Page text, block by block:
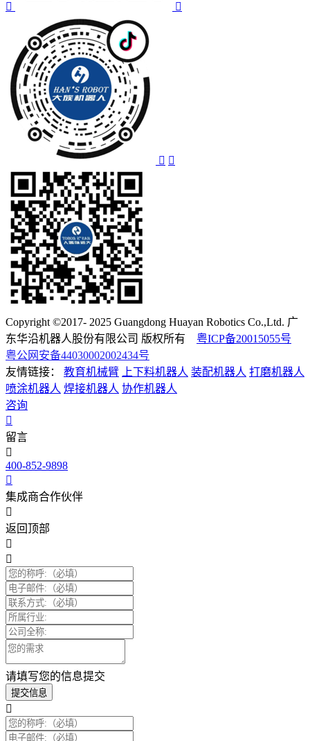
Copyright ©2017- 2025 Guangdong Huayan Robotics Co.,Ltd. 广
东华沿机器人股份有限公司 版权所有 粤ICP备20015055号
粤公网安备44030002002434号
友情链接：
教育机械臂 上下料机器人 装配机器人 打磨机器人
喷涂机器人 焊接机器人 协作机器人
咨询
留言
400-852-9898
集成商合作伙伴
返回顶部
请填写您的信息提交
提交信息